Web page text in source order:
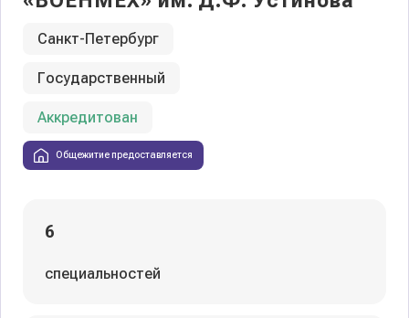
Санкт-Петербург
Государственный
Аккредитован
Общежитие предоставляется
6
специальностей